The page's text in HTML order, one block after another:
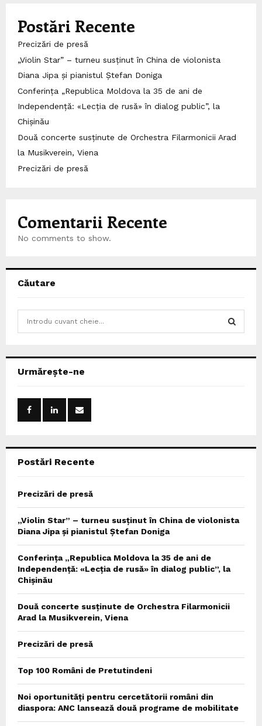
Postări Recente
Precizări de presă
„Violin Star” – turneu susținut în China de violonista
Diana Jipa și pianistul Ștefan Doniga
Conferința „Republica Moldova la 35 de ani de
Independență: «Lecția de rusă» în dialog public”, la
Chișinău
Două concerte susținute de Orchestra Filarmonicii Arad
la Musikverein, Viena
Precizări de presă
Comentarii Recente
No comments to show.
Căutare
h
Urmărește-ne
Postări Recente
Precizări de presă
„Violin Star” – turneu susținut în China de violonista
Diana Jipa și pianistul Ștefan Doniga
Conferința „Republica Moldova la 35 de ani de
Independență: «Lecția de rusă» în dialog public”, la
Chișinău
Două concerte susținute de Orchestra Filarmonicii
Arad la Musikverein, Viena
Precizări de presă
Top 100 Români de Pretutindeni
Noi oportunități pentru cercetătorii români din
diaspora: ANC lansează două programe de mobilitate